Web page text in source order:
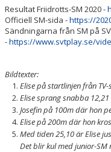
Resultat Friidrotts-SM 2020 -
Officiell SM-sida -https://
Sändningarna från SM på
-https://www.svtplay.se/
Bildtexter:
Elise på startlinjen från TV-
Elise sprang snabba
Josefin på 100m där hon
Elise på 200m där hon
Med tiden 25,10 är Elise
Det blir kul med junior-SM